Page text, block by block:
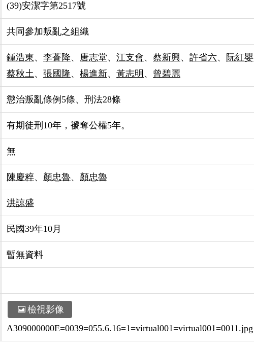
(39)安潔字第2517號
共同參加叛亂之組織
鍾浩東、 李蒼降、 唐志堂、 江支會、 蔡新興、 許省六、 阮紅嬰
蔡秋土、 張國隆、 楊進新、 黃志明 、 曾碧麗
懲治叛亂條例5條、刑法28條
有期徒刑10年，褫奪公權5年。
無
陳慶粹、 顏忠魯、 顏忠魯
洪諒盛
民國39年10月
暫無資料
檢視影像
A309000000E=0039=055.6.16=1=virtual001=virtual001=0011.jpg